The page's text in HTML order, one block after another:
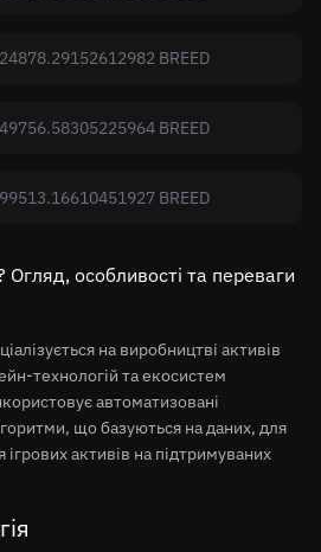
24878.29152612982 BREED
49756.58305225964 BREED
99513.16610451927 BREED
особливості та переваги
на виробництві активів
технологій та екосистем
автоматизовані
що базуються на даних, для
активів на підтримуваних